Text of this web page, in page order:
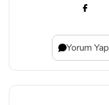
Yorum Yap